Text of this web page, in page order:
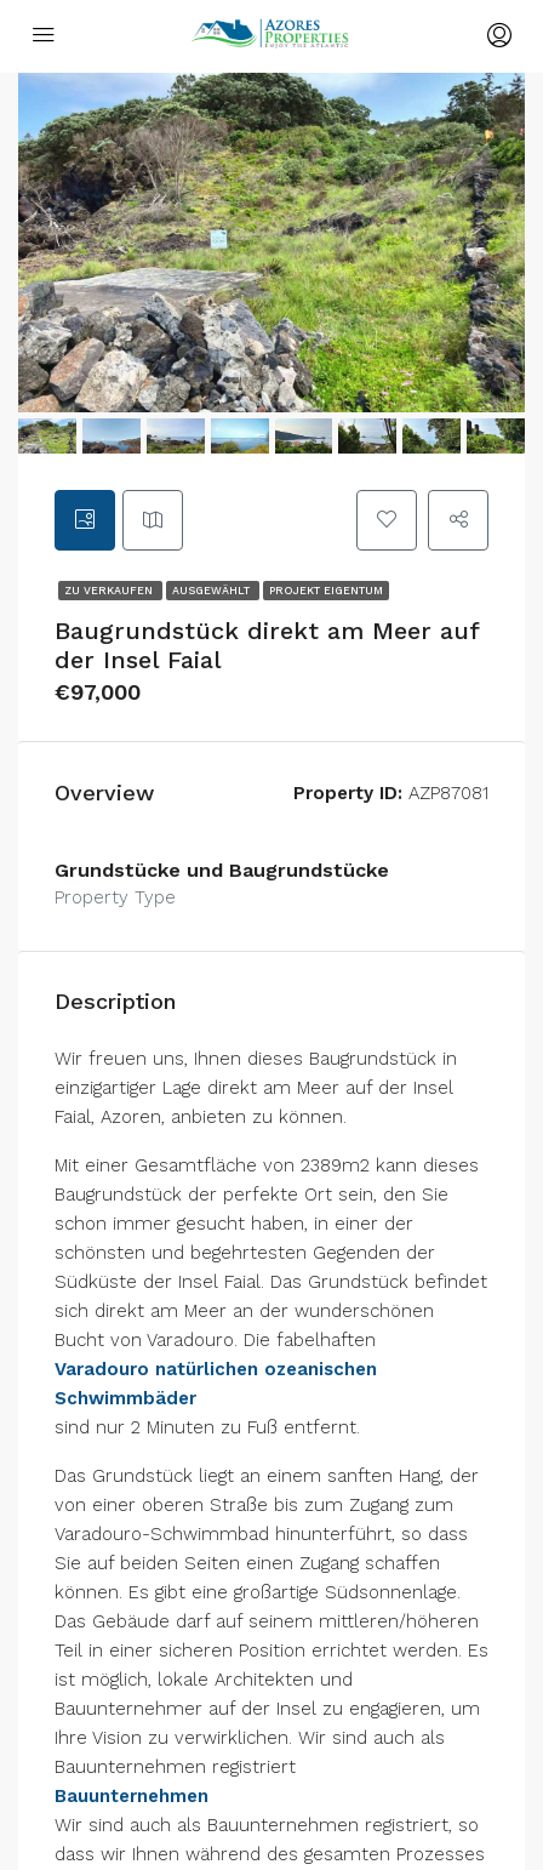
ZU VERKAUFEN AUSGEWÄHLT PROJEKT EIGENTUM
Baugrundstück direkt am Meer auf
der Insel Faial
€97,000
Overview Property ID: AZP87081
Grundstücke und Baugrundstücke
Property Type
Description
Wir freuen uns, Ihnen dieses Baugrundstück in
einzigartiger Lage direkt am Meer auf der Insel
Faial, Azoren, anbieten zu können.
Mit einer Gesamtfläche von 2389m2 kann dieses
Baugrundstück der perfekte Ort sein, den Sie
schon immer gesucht haben, in einer der
schönsten und begehrtesten Gegenden der
Südküste der Insel Faial. Das Grundstück befindet
sich direkt am Meer an der wunderschönen
Bucht von Varadouro. Die fabelhaften
Varadouro natürlichen ozeanischen
Schwimmbäder
sind nur 2 Minuten zu Fuß entfernt.
Das Grundstück liegt an einem sanften Hang, der
von einer oberen Straße bis zum Zugang zum
Varadouro-Schwimmbad hinunterführt, so dass
Sie auf beiden Seiten einen Zugang schaffen
können. Es gibt eine großartige Südsonnenlage.
Das Gebäude darf auf seinem mittleren/höheren
Teil in einer sicheren Position errichtet werden. Es
ist möglich, lokale Architekten und
Bauunternehmer auf der Insel zu engagieren, um
Ihre Vision zu verwirklichen. Wir sind auch als
Bauunternehmen registriert
Bauunternehmen
Wir sind auch als Bauunternehmen registriert, so
dass wir Ihnen während des gesamten Prozesses